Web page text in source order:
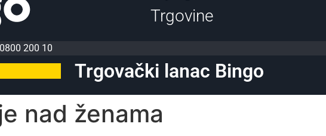
Trgovine
200 10
Trgovački lanac Bingo
nad ženama